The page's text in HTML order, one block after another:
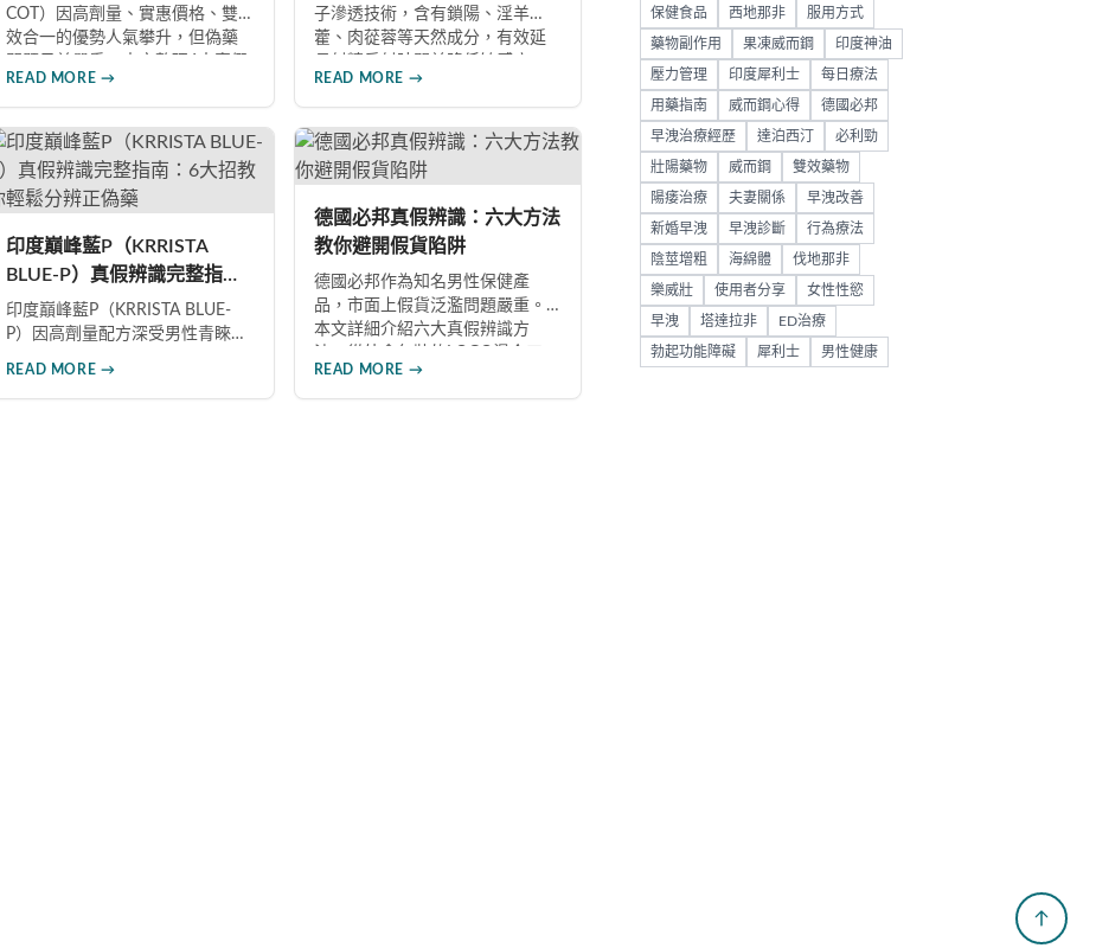
COT）因高劑量、實惠價格、雙
效合一的優勢人氣攀升，但偽藥
分辨要點，從外包裝、防偽標
籤、藥錠特徵、購買管道到價格
分析，協助消費者輕鬆識別正
品，保障用藥安全與效果。
READ MORE →
子滲透技術，含有鎖陽、淫羊
藿、肉蓯蓉等天然成分，有效延
本文提供完整四步驟使用指南，
從劑量控制到按摩吸收手法，協
助使用者找到最適合個人體質的
用量，搭配正品購買管道與常見
錯誤修正建議，助您安全有效地
提升親密生活品質。
READ MORE →
印度巔峰藍P（KRRISTA
BLUE-P）真假辨識完整指
南：6大招教你輕鬆分辨正偽
藥
印度巔峰藍P（KRRISTA BLUE-
P）因高劑量配方深受男性青睞，
應、防偽驗證、價格區間等六大
READ MORE →
德國必邦真假辨識：六大方法
教你避開假貨陷阱
德國必邦作為知名男性保健產
品，市面上假貨泛濫問題嚴重。
本文詳細介紹六大真假辨識方
藝、說明書與生產地資訊、藥錠
的「HY」刻印與六角星芒造型、
READ MORE →
保健食品 西地那非 服用方式
藥物副作用 果凍威而鋼 印度神油
壓力管理 印度犀利士 每日療法
用藥指南 威而鋼心得 德國必邦
早洩治療經歷 達泊西汀 必利勁
壯陽藥物 威而鋼 雙效藥物
陽痿治療 夫妻關係 早洩改善
新婚早洩 早洩診斷 行為療法
陰莖增粗 海綿體 伐地那非
樂威壯 使用者分享 女性性慾
早洩 塔達拉非 ED治療
勃起功能障礙 犀利士 男性健康